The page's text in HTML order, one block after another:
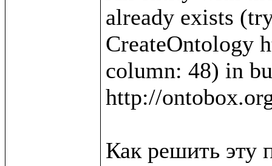
already exists
CreateOntology
column: 48) in
http://